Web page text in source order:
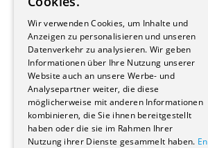
Bauherrschaften
Immobilienverwaltungsgesellschaften
Stockwerkeigentum
Reportagen
Wohnungen
Renovierungen
Innere Umbauten
Gastgewerbe und Tourismus
Verwaltungsgebäude und Geschäfte
Schuleinrichtungen
Wir verwenden Cookies, um Inhalte und
Anzeigen zu personalisieren und unseren
Datenverkehr zu analysieren. Wir geben
Informationen über Ihre Nutzung unserer
Website auch an unsere Werbe- und
Analysepartner weiter, die diese
möglicherweise mit anderen Informationen
kombinieren, die Sie ihnen bereitgestellt
haben oder die sie im Rahmen Ihrer
Nutzung ihrer Dienste gesammelt haben. En